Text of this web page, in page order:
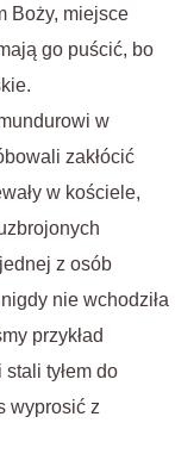
Boży, miejsce
go puścić, bo
w
zakłócić
w kościele,
z osób
nie wchodziła
przykład
tyłem do
wyprosić z